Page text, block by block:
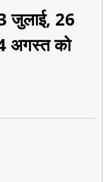
जुलाई, 26
अगस्त को